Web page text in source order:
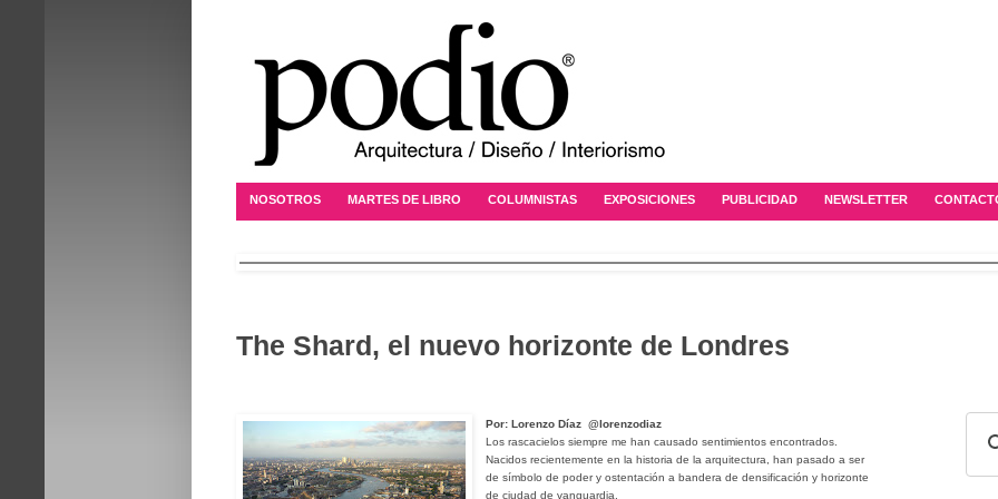
NOSOTROS MARTES DE LIBRO COLUMNISTAS EXPOSICIONES PUBLICIDAD NEWSLETTER
The Shard, el nuevo horizonte de Londres
Por: Lorenzo Díaz @lorenzodiaz
Los rascacielos siempre me han causado sentimientos encontrados.
Nacidos recientemente en la historia de la arquitectura, han pasado a ser
de símbolo de poder y ostentación a bandera de densificación y horizonte
de ciudad de vanguardia.